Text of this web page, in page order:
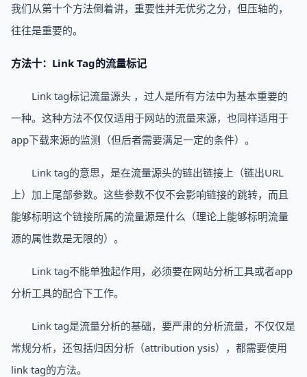
我们从第十个方法倒着讲，重要性并无优劣之分，但压轴的，
往往是重要的。
方法十：Link Tag的流量标记
Link tag标记流量源头 ，过人是所有方法中为基本重要的
一种。这种方法不仅仅适用于网站的流量来源，也同样适用于
app下载来源的监测（但后者需要满足一定的条件）。
Link tag的意思，是在流量源头的链出链接上（链出URL
上）加上尾部参数。这些参数不仅不会影响链接的跳转，而且
能够标明这个链接所属的流量源是什么（理论上能够标明流量
源的属性数是无限的）。
Link tag不能单独起作用，必须要在网站分析工具或者app
分析工具的配合下工作。
Link tag是流量分析的基础，要严肃的分析流量，不仅仅是
常规分析，还包括归因分析（attribution ysis），都需要使用
link tag的方法。